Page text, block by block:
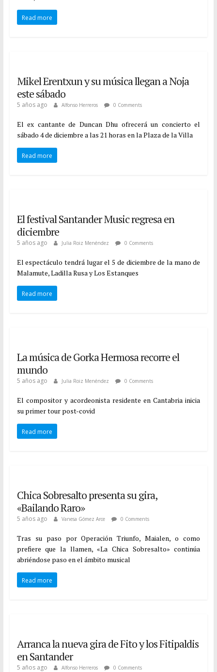
Read more
Mikel Erentxun y su música llegan a Noja
este sábado
5 años ago Alfonso Herreros 0 Comments
El ex cantante de Duncan Dhu ofrecerá un concierto el
sábado 4 de diciembre a las 21 horas en la Plaza de la Villa
Read more
El festival Santander Music regresa en
diciembre
5 años ago Julia Roiz Menéndez 0 Comments
El espectáculo tendrá lugar el 5 de diciembre de la mano de
Malamute, Ladilla Rusa y Los Estanques
Read more
La música de Gorka Hermosa recorre el
mundo
5 años ago Julia Roiz Menéndez 0 Comments
El compositor y acordeonista residente en Cantabria inicia
su primer tour post-covid
Read more
Chica Sobresalto presenta su gira,
«Bailando Raro»
5 años ago Vanesa Gómez Arce 0 Comments
Tras su paso por Operación Triunfo, Maialen, o como
prefiere que la llamen, «La Chica Sobresalto» continúa
abriéndose paso en el ámbito musical
Read more
Arranca la nueva gira de Fito y los Fitipaldis
en Santander
5 años ago Alfonso Herreros 0 Comments